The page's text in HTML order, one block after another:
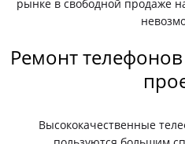
рынке в свободной продаже
Ремонт
Высококачественные